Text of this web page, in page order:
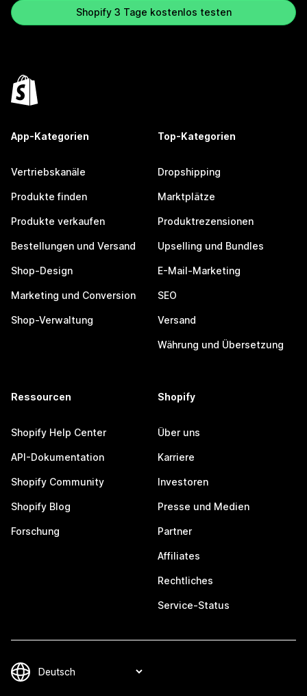
Shopify 3 Tage kostenlos testen
App-Kategorien
Vertriebskanäle
Produkte finden
Produkte verkaufen
Bestellungen und Versand
Shop-Design
Marketing und Conversion
Shop-Verwaltung
Top-Kategorien
Dropshipping
Marktplätze
Produktrezensionen
Upselling und Bundles
E-Mail-Marketing
SEO
Versand
Währung und Übersetzung
Ressourcen
Shopify Help Center
API-Dokumentation
Shopify Community
Shopify Blog
Forschung
Shopify
Über uns
Karriere
Investoren
Presse und Medien
Partner
Affiliates
Rechtliches
Service-Status